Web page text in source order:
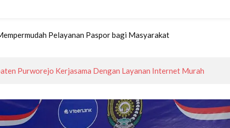
Pelayanan Paspor bagi Masyarakat
Purworejo Kerjasama Dengan Layanan Internet Murah